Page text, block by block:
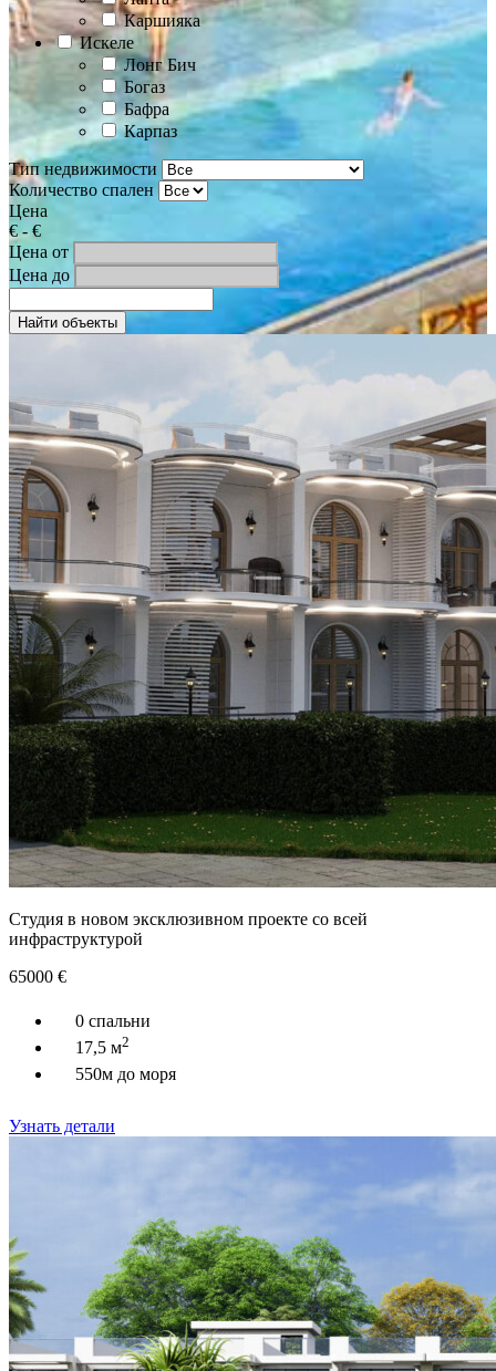
Каршияка
Искеле
Лонг Бич
Богаз
Бафра
Карпаз
Тип недвижимости
Количество спален
Цена
€-€
Цена от
Цена до
Найти объекты
Студия в новом эксклюзивном проекте со всей
инфраструктурой
65000 €
0 спальни
17,5 м2
550м до моря
Узнать детали